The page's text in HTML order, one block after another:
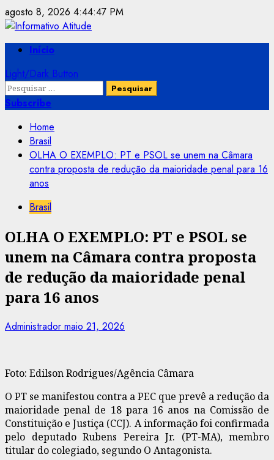
Skip
to
content
agosto 8, 2026 4:44:47 PM
PrimaryInício
Light/Dark Button
Pesquisar
por:
Subscribe
Home
Brasil
OLHA O EXEMPLO: PT e PSOL se unem na Câmara
contra proposta de redução da maioridade penal para 16
anos
Brasil
OLHA O EXEMPLO: PT e PSOL se
unem na Câmara contra proposta
de redução da maioridade penal
para 16 anos
Administrador maio 21, 2026
Foto: Edilson Rodrigues/Agência Câmara
O PT se manifestou contra a PEC que prevê a redução da
maioridade penal de 18 para 16 anos na Comissão de
Constituição e Justiça (CCJ). A informação foi confirmada
pelo deputado Rubens Pereira Jr. (PT-MA), membro
titular do colegiado, segundo O Antagonista.